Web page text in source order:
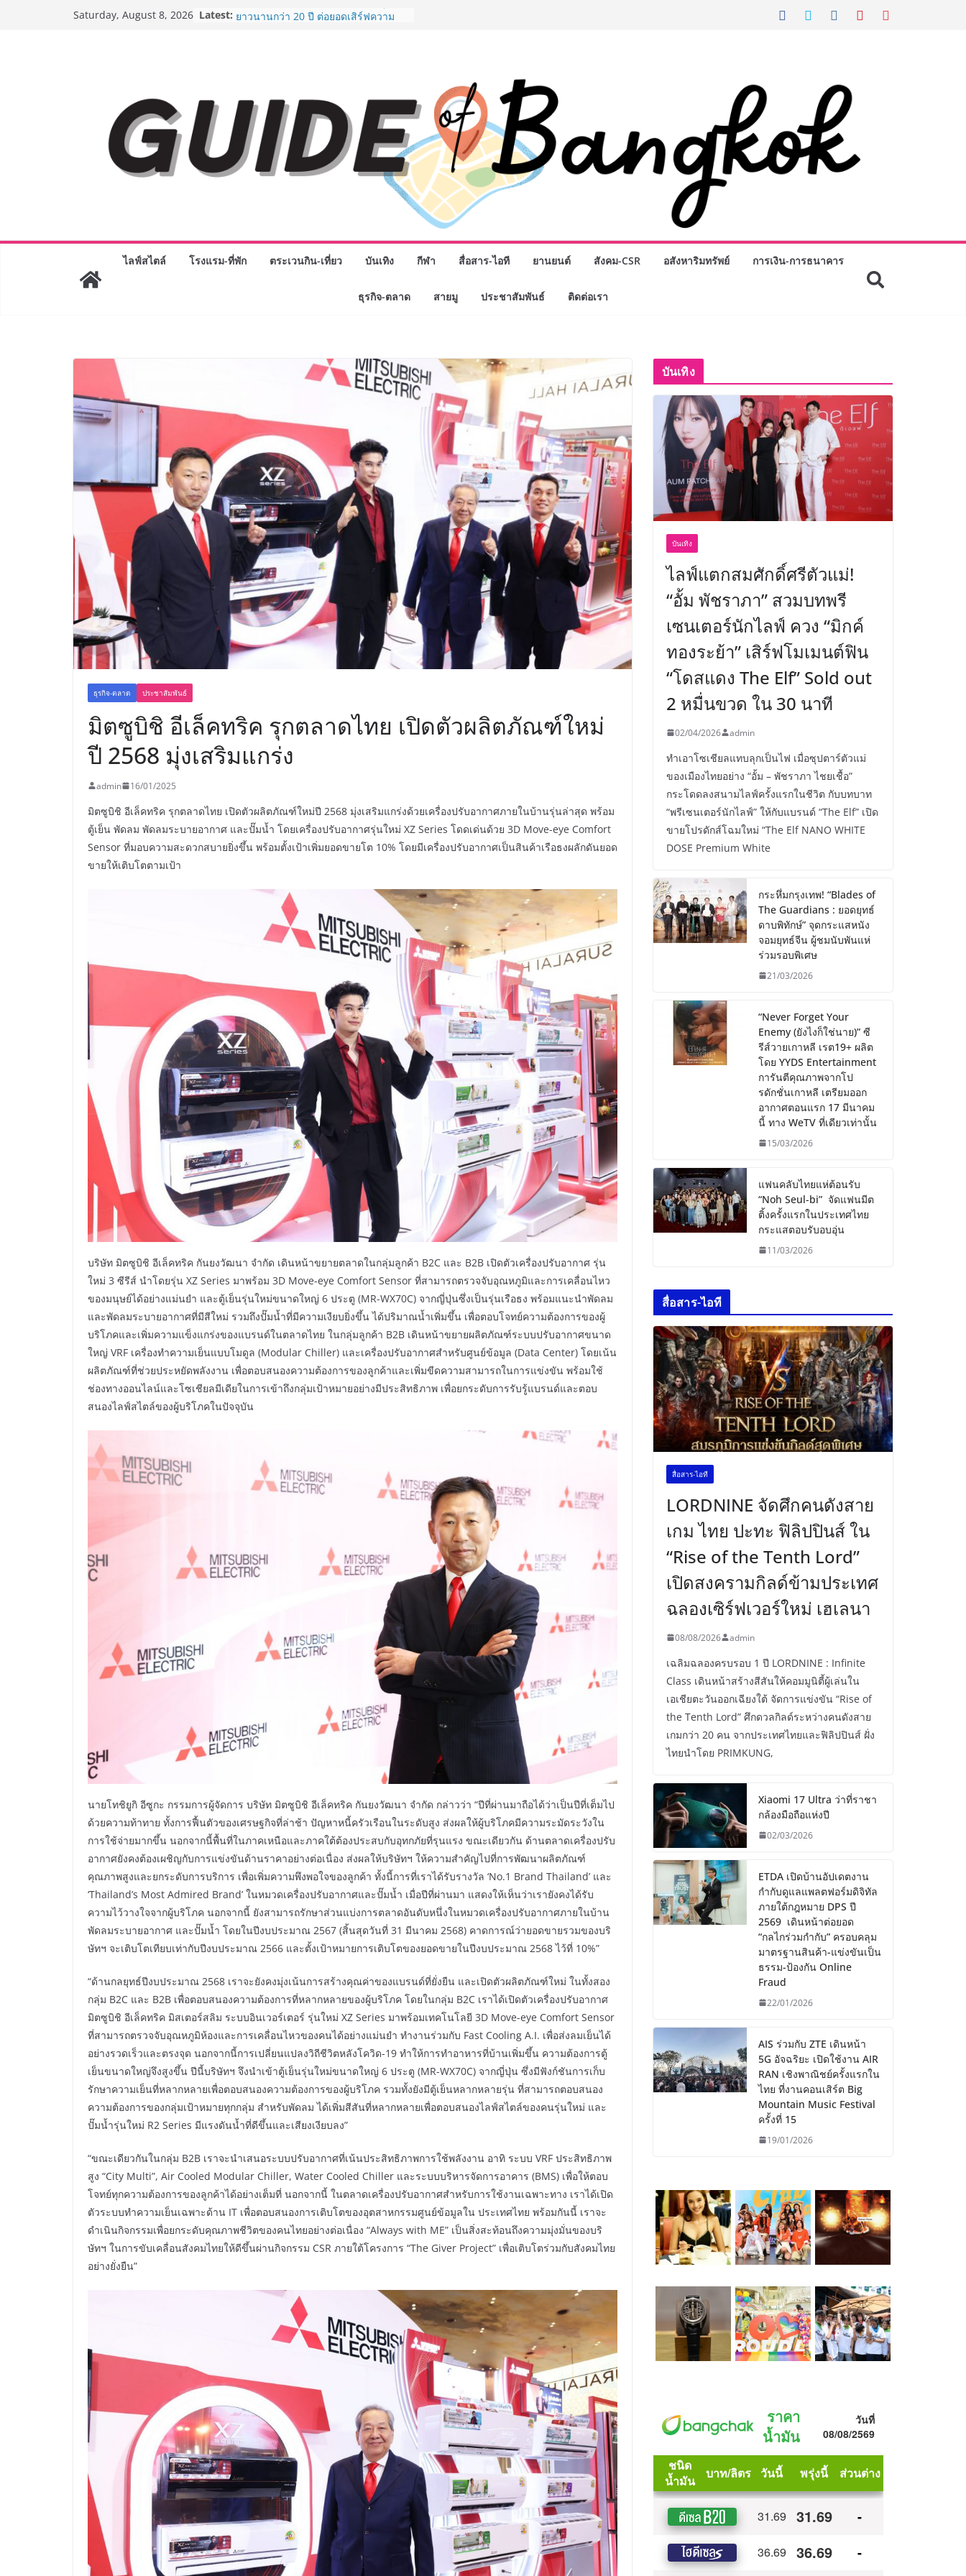
Saturday, August 8, 2026 Latest: AirAsia X SEE FAH พันธมิตรทางธุรกิจ
ระดับผลิตภัณฑ์ท้องถิ่นสู่ตลาดเชิง
พาณิชย์อย่างยั่งยืน
LORDNINE จัดศึกคนดังสายเกม ไทย
ปะทะ ฟิลิปปินส์ ใน “Rise of the Tenth
Lord” เปิดสงครามกิลด์ข้ามประเทศ
ฉลองเซิร์ฟเวอร์ใหม่ เฮเลนา
Guangzhou Yinghao School เผยวิสัย
ทัศน์การศึกษาที่พร้อมรับอนาคต “เราไม่
เขาให้พร้อมเป็นผู้กำหนดอนาคต”
8.8 “ซูเลียน” รวมพลังนักธุรกิจทั่ว
พร้อมฟรีคอนเสิร์ต “โชค รถแห่” ยกวง
ไลฟ์สไตล์ โรงแรม-ที่พัก ตระเวนกิน-เที่ยว บันเทิง กีฬา สื่อสาร-ไอที ยานยนต์ สังคม-CSR อสังหาริมทรัพย์ การเงิน-การธนาคาร
ธุรกิจ-ตลาด สายมู ประชาสัมพันธ์ ติดต่อเรา
ธุรกิจ-ตลาด ประชาสัมพันธ์
มิตซูบิชิ อีเล็คทริค รุกตลาดไทย เปิดตัวผลิตภัณฑ์ใหม่
ปี 2568 มุ่งเสริมแกร่ง
admin 16/01/2025
มิตซูบิชิ อีเล็คทริค รุกตลาดไทย เปิดตัวผลิตภัณฑ์ใหม่ปี 2568 มุ่งเสริมแกร่งด้วยเครื่องปรับอากาศภายในบ้านรุ่นล่าสุด พร้อม
ตู้เย็น พัดลม พัดลมระบายอากาศ และปั๊มน้ำ โดยเครื่องปรับอากาศรุ่นใหม่ XZ Series โดดเด่นด้วย 3D Move-eye Comfort
Sensor ที่มอบความสะดวกสบายยิ่งขึ้น พร้อมตั้งเป้าเพิ่มยอดขายโต 10% โดยมีเครื่องปรับอากาศเป็นสินค้าเรือธงผลักดันยอด
ขายให้เติบโตตามเป้า
บริษัท มิตซูบิชิ อีเล็คทริค กันยงวัฒนา จำกัด เดินหน้าขยายตลาดในกลุ่มลูกค้า B2C และ B2B เปิดตัวเครื่องปรับอากาศ รุ่น
ใหม่ 3 ซีรีส์ นำโดยรุ่น XZ Series มาพร้อม 3D Move-eye Comfort Sensor ที่สามารถตรวจจับอุณหภูมิและการเคลื่อนไหว
ของมนุษย์ได้อย่างแม่นยำ และตู้เย็นรุ่นใหม่ขนาดใหญ่ 6 ประตู (MR-WX70C) จากญี่ปุ่นซึ่งเป็นรุ่นเรือธง พร้อมแนะนำพัดลม
และพัดลมระบายอากาศที่มีสีใหม่ รวมถึงปั๊มน้ำที่มีความเงียบยิ่งขึ้น ได้ปริมาณน้ำเพิ่มขึ้น เพื่อตอบโจทย์ความต้องการของผู้
บริโภคและเพิ่มความแข็งแกร่งของแบรนด์ในตลาดไทย ในกลุ่มลูกค้า B2B เดินหน้าขยายผลิตภัณฑ์ระบบปรับอากาศขนาด
ใหญ่ VRF เครื่องทำความเย็นแบบโมดูล (Modular Chiller) และเครื่องปรับอากาศสำหรับศูนย์ข้อมูล (Data Center) โดยเน้น
ผลิตภัณฑ์ที่ช่วยประหยัดพลังงาน เพื่อตอบสนองความต้องการของลูกค้าและเพิ่มขีดความสามารถในการแข่งขัน พร้อมใช้
ช่องทางออนไลน์และโซเชียลมีเดียในการเข้าถึงกลุ่มเป้าหมายอย่างมีประสิทธิภาพ เพื่อยกระดับการรับรู้แบรนด์และตอบ
สนองไลฟ์สไตล์ของผู้บริโภคในปัจจุบัน
นายโทชิยูกิ อีซูกะ กรรมการผู้จัดการ บริษัท มิตซูบิชิ อีเล็คทริค กันยงวัฒนา จำกัด กล่าวว่า “ปีที่ผ่านมาถือได้ว่าเป็นปีที่เต็มไป
ด้วยความท้าทาย ทั้งการฟื้นตัวของเศรษฐกิจที่ล่าช้า ปัญหาหนี้ครัวเรือนในระดับสูง ส่งผลให้ผู้บริโภคมีความระมัดระวังใน
การใช้จ่ายมากขึ้น นอกจากนี้พื้นที่ในภาคเหนือและภาคใต้ต้องประสบกับอุทกภัยที่รุนแรง ขณะเดียวกัน ด้านตลาดเครื่องปรับ
อากาศยังคงต้องเผชิญกับการแข่งขันด้านราคาอย่างต่อเนื่อง ส่งผลให้บริษัทฯ ให้ความสำคัญไปที่การพัฒนาผลิตภัณฑ์
คุณภาพสูงและยกระดับการบริการ เพื่อเพิ่มความพึงพอใจของลูกค้า ทั้งนี้การที่เราได้รับรางวัล ‘No.1 Brand Thailand’ และ
‘Thailand’s Most Admired Brand’ ในหมวดเครื่องปรับอากาศและปั๊มน้ำ เมื่อปีที่ผ่านมา แสดงให้เห็นว่าเรายังคงได้รับ
ความไว้วางใจจากผู้บริโภค นอกจากนี้ ยังสามารถรักษาส่วนแบ่งการตลาดอันดับหนึ่งในหมวดเครื่องปรับอากาศภายในบ้าน
พัดลมระบายอากาศ และปั๊มน้ำ โดยในปีงบประมาณ 2567 (สิ้นสุดวันที่ 31 มีนาคม 2568) คาดการณ์ว่ายอดขายรวมของบริ
ษัทฯ จะเติบโตเทียบเท่ากับปีงบประมาณ 2566 และตั้งเป้าหมายการเติบโตของยอดขายในปีงบประมาณ 2568 ไว้ที่ 10%”
“ด้านกลยุทธ์ปีงบประมาณ 2568 เราจะยังคงมุ่งเน้นการสร้างคุณค่าของแบรนด์ที่ยั่งยืน และเปิดตัวผลิตภัณฑ์ใหม่ ในทั้งสอง
กลุ่ม B2C และ B2B เพื่อตอบสนองความต้องการที่หลากหลายของผู้บริโภค โดยในกลุ่ม B2C เราได้เปิดตัวเครื่องปรับอากาศ
มิตซูบิชิ อีเล็คทริค มิสเตอร์สลิม ระบบอินเวอร์เตอร์ รุ่นใหม่ XZ Series มาพร้อมเทคโนโลยี 3D Move-eye Comfort Sensor
ที่สามารถตรวจจับอุณหภูมิห้องและการเคลื่อนไหวของคนได้อย่างแม่นยำ ทำงานร่วมกับ Fast Cooling A.I. เพื่อส่งลมเย็นได้
อย่างรวดเร็วและตรงจุด นอกจากนี้การเปลี่ยนแปลงวิถีชีวิตหลังโควิด-19 ทำให้การทำอาหารที่บ้านเพิ่มขึ้น ความต้องการตู้
เย็นขนาดใหญ่จึงสูงขึ้น ปีนี้บริษัทฯ จึงนำเข้าตู้เย็นรุ่นใหม่ขนาดใหญ่ 6 ประตู (MR-WX70C) จากญี่ปุ่น ซึ่งมีฟังก์ชันการเก็บ
รักษาความเย็นที่หลากหลายเพื่อตอบสนองความต้องการของผู้บริโภค รวมทั้งยังมีตู้เย็นหลากหลายรุ่น ที่สามารถตอบสนอง
ความต้องการของกลุ่มเป้าหมายทุกกลุ่ม สำหรับพัดลม ได้เพิ่มสีสันที่หลากหลายเพื่อตอบสนองไลฟ์สไตล์ของคนรุ่นใหม่ และ
ปั๊มน้ำรุ่นใหม่ R2 Series มีแรงดันน้ำที่ดีขึ้นและเสียงเงียบลง”
“ขณะเดียวกันในกลุ่ม B2B เราจะนำเสนอระบบปรับอากาศที่เน้นประสิทธิภาพการใช้พลังงาน อาทิ ระบบ VRF ประสิทธิภาพ
สูง “City Multi”, Air Cooled Modular Chiller, Water Cooled Chiller และระบบบริหารจัดการอาคาร (BMS) เพื่อให้ตอบ
โจทย์ทุกความต้องการของลูกค้าได้อย่างเต็มที่ นอกจากนี้ ในตลาดเครื่องปรับอากาศสำหรับการใช้งานเฉพาะทาง เราได้เปิด
ตัวระบบทำความเย็นเฉพาะด้าน IT เพื่อตอบสนองการเติบโตของอุตสาหกรรมศูนย์ข้อมูลใน ประเทศไทย พร้อมกันนี้ เราจะ
ดำเนินกิจกรรมเพื่อยกระดับคุณภาพชีวิตของคนไทยอย่างต่อเนื่อง “Always with ME” เป็นสิ่งสะท้อนถึงความมุ่งมั่นของบริ
ษัทฯ ในการขับเคลื่อนสังคมไทยให้ดีขึ้นผ่านกิจกรรม CSR ภายใต้โครงการ “The Giver Project” เพื่อเติบโตร่วมกับสังคมไทย
อย่างยั่งยืน”
บันเทิง
บันเทิง
ไลฟ์แตกสมศักดิ์ศรีตัวแม่!
“อั้ม พัชราภา” สวมบทพรี
เซนเตอร์นักไลฟ์ ควง “มิกค์
ทองระย้า” เสิร์ฟโมเมนต์ฟิน
“โดสแดง The Elf” Sold out
2 หมื่นขวด ใน 30 นาที
02/04/2026 admin
ทำเอาโซเชียลแทบลุกเป็นไฟ เมื่อซุปตาร์ตัวแม่
ของเมืองไทยอย่าง “อั้ม – พัชราภา ไชยเชื้อ”
กระโดดลงสนามไลฟ์ครั้งแรกในชีวิต กับบทบาท
“พรีเซนเตอร์นักไลฟ์” ให้กับแบรนด์ “The Elf” เปิด
ขายโปรดักส์โฉมใหม่ “The Elf NANO WHITE
DOSE Premium White
กระหึ่มกรุงเทพ! “Blades of
The Guardians : ยอดยุทธ์
ดาบพิทักษ์” จุดกระแสหนัง
จอมยุทธ์จีน ผู้ชมนับพันแห่
ร่วมรอบพิเศษ
21/03/2026
“Never Forget Your
Enemy (ยังไงก็ใช่นาย)” ซี
รีส์วายเกาหลี เรต19+ ผลิต
โดย YYDS Entertainment
การันตีคุณภาพจากโป
รดักชั่นเกาหลี เตรียมออก
อากาศตอนแรก 17 มีนาคม
นี้ ทาง WeTV ที่เดียวเท่านั้น
15/03/2026
แฟนคลับไทยแห่ต้อนรับ
“Noh Seul-bi” จัดแฟนมีต
ติ้งครั้งแรกในประเทศไทย
กระแสตอบรับอบอุ่น
11/03/2026
สื่อสาร-ไอที
สื่อสาร-ไอที
LORDNINE จัดศึกคนดังสาย
เกม ไทย ปะทะ ฟิลิปปินส์ ใน
“Rise of the Tenth Lord”
เปิดสงครามกิลด์ข้ามประเทศ
ฉลองเซิร์ฟเวอร์ใหม่ เฮเลนา
08/08/2026 admin
เฉลิมฉลองครบรอบ 1 ปี LORDNINE : Infinite
Class เดินหน้าสร้างสีสันให้คอมมูนิตี้ผู้เล่นใน
เอเชียตะวันออกเฉียงใต้ จัดการแข่งขัน “Rise of
the Tenth Lord” ศึกดวลกิลด์ระหว่างคนดังสาย
เกมกว่า 20 คน จากประเทศไทยและฟิลิปปินส์ ฝั่ง
ไทยนำโดย PRIMKUNG,
Xiaomi 17 Ultra ว่าที่ราชา
กล้องมือถือแห่งปี
02/03/2026
ETDA เปิดบ้านอัปเดตงาน
กำกับดูแลแพลตฟอร์มดิจิทัล
ภายใต้กฎหมาย DPS ปี
2569 เดินหน้าต่อยอด
“กลไกร่วมกำกับ” ครอบคลุม
มาตรฐานสินค้า-แข่งขันเป็น
ธรรม-ป้องกัน Online
Fraud
22/01/2026
AIS ร่วมกับ ZTE เดินหน้า
5G อัจฉริยะ เปิดใช้งาน AIR
RAN เชิงพาณิชย์ครั้งแรกใน
ไทย ที่งานคอนเสิร์ต Big
Mountain Music Festival
ครั้งที่ 15
19/01/2026